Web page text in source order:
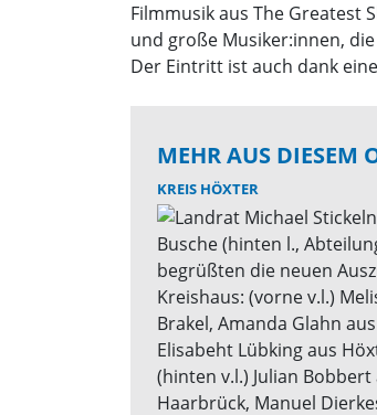
Filmmusik aus The Greatest
und große Musiker:innen,
Der Eintritt ist auch dank
MEHR AUS DIESEM
KREIS HÖXTER